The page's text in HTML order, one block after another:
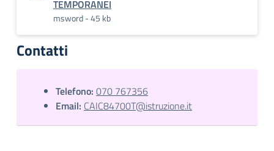
TEMPORANEI
msword - 45 kb
Contatti
Telefono: 070 767356
Email: CAIC84700T@istruzione.it